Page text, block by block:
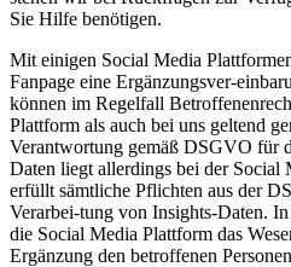
Sie Hilfe benötigen.
Mit einigen Social Media
Fanpage eine Ergänzungsver-
können im Regelfall
Plattform als auch bei uns geltend
Verantwortung gemäß DSGVO für
Daten liegt allerdings bei der Social
erfüllt sämtliche Pflichten aus der
Verarbei-tung von Insights-Daten.
die Social Media Plattform das
Ergänzung den betroffenen